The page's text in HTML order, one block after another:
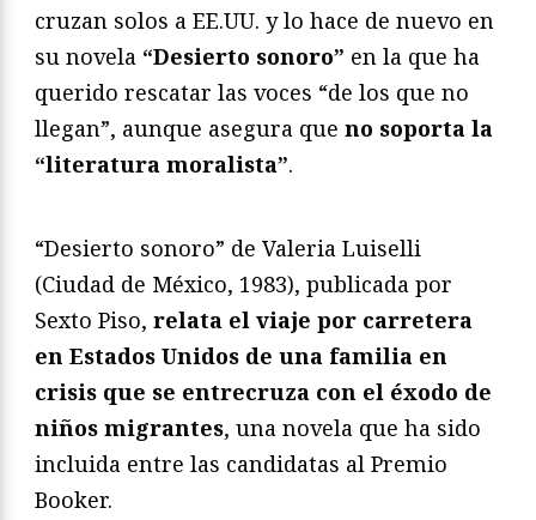
cruzan solos a EE.UU. y lo hace de nuevo en
su novela “Desierto sonoro” en la que ha
querido rescatar las voces “de los que no
llegan”, aunque asegura que no soporta la
“literatura moralista”.
“Desierto sonoro” de Valeria Luiselli
(Ciudad de México, 1983), publicada por
Sexto Piso, relata el viaje por carretera
en Estados Unidos de una familia en
crisis que se entrecruza con el éxodo de
niños migrantes, una novela que ha sido
incluida entre las candidatas al Premio
Booker.